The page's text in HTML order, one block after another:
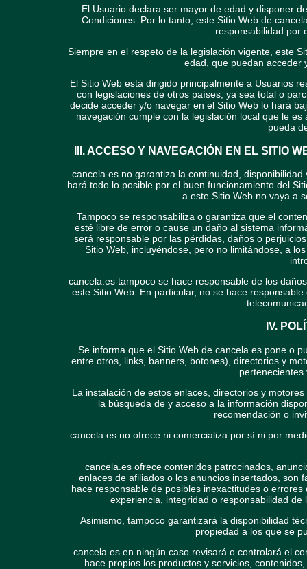
El Usuario declara ser mayor de edad y disponer
Condiciones. Por lo tanto, este Sitio Web de
responsabilidad por
Siempre en el respeto de la legislación vigente, este
edad, que puedan acceder
El Sitio Web está dirigido principalmente a Usuarios
con legislaciones de otros países, ya sea total o
decide acceder y/o navegar en el Sitio Web lo hará
navegación cumple con la legislación local que le
pueda
III. ACCESO Y NAVEGACIÓN EN EL SITIO
cancela.es no garantiza la continuidad,
hará todo lo posible por el buen funcionamiento del
a este Sitio Web no vaya a
Tampoco se responsabiliza o garantiza que el
esté libre de error o cause un daño al sistema
será responsable por las pérdidas, daños o
Sitio Web, incluyéndose, pero no limitándose, a
cancela.es tampoco se hace responsable de los
este Sitio Web. En particular, no se hace
IV.
Se informa que el Sitio Web de cancela.es pone o
entre otros, links, banners, botones), directorios y
La instalación de estos enlaces, directorios y
la búsqueda de y acceso a la información
recomendación o
cancela.es no ofrece ni comercializa por sí ni por
cancela.es ofrece contenidos patrocinados,
enlaces de afiliados o los anuncios insertados, son
hace responsable de posibles inexactitudes o
experiencia, integridad o responsabilidad
Asimismo, tampoco garantizará la disponibilidad
propiedad a los que se
cancela.es en ningún caso revisará o controlará el
hace propios los productos y servicios,